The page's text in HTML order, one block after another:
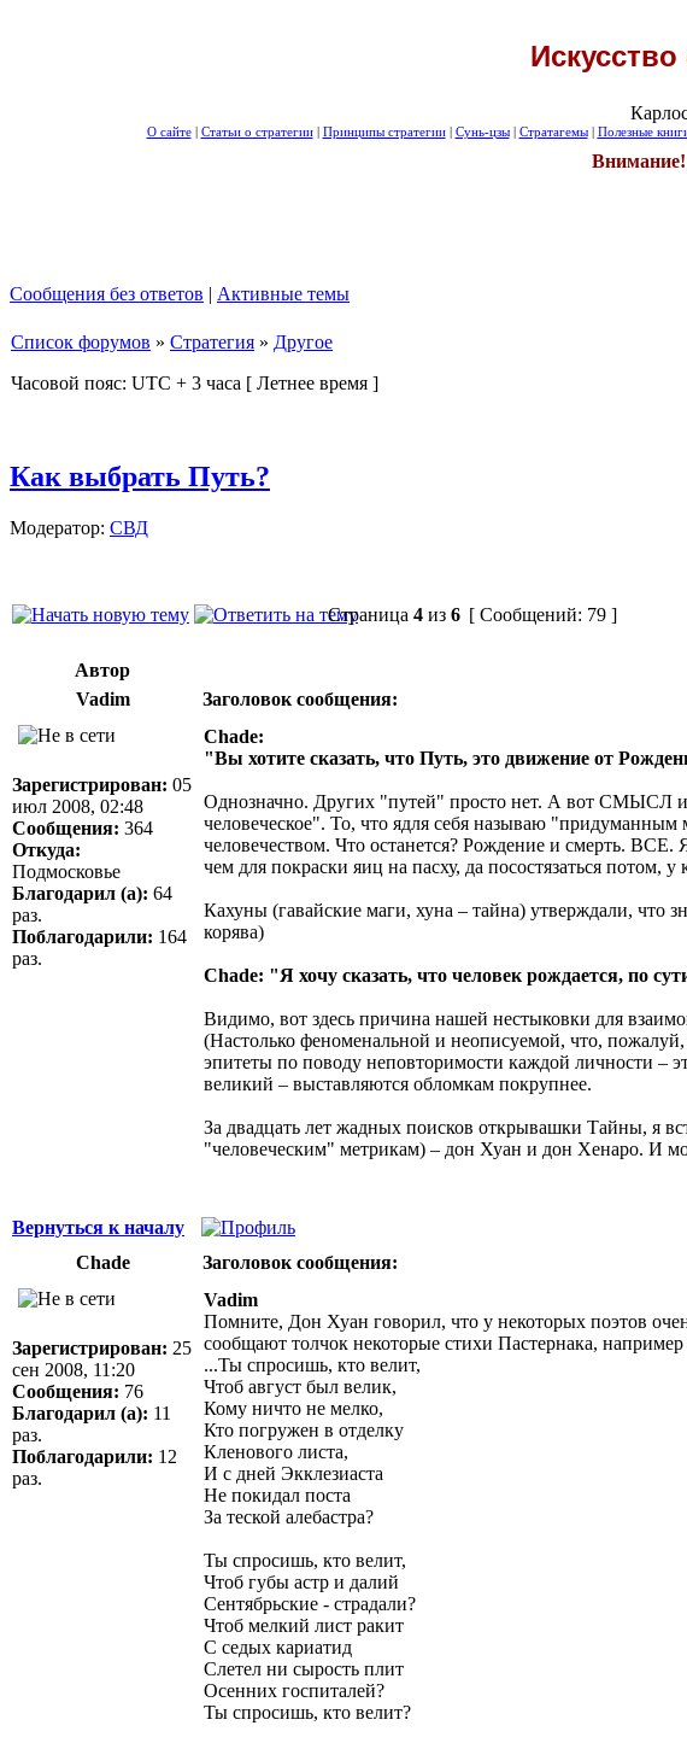
Искусство
О сайте| Статьи о стратегии| Принципы стратегии| Сунь-цзы| Стратагемы| Полезные
Внимание!
Сообщения без ответов | Активные темы
Список форумов » Стратегия » Другое
Часовой пояс: UTC + 3 часа [ Летнее время ]
Как выбрать Путь?
Модератор: СВД
Страница 4 из 6 [ Сообщений: 79 ]
Автор
Vadim
Заголовок сообщения:
Зарегистрирован: 05
июл 2008, 02:48
Сообщения: 364
Откуда:
Подмосковье
Благодарил (а): 64
раз.
Поблагодарили: 164
раз.
Chade:
"Вы хотите сказать, что Путь, это движение от
Однозначно. Других "путей" просто нет. А вот СМЫСЛ и
человеческое". То, что ядля себя называю
человечеством. Что останется? Рождение и смерть.
чем для покраски яиц на пасху, да посостязаться потом, у
Кахуны (гавайские маги, хуна – тайна) утверждали, что
корява)
Chade: "Я хочу сказать, что человек рождается, по
Видимо, вот здесь причина нашей нестыковки для
(Настолько феноменальной и неописуемой, что,
эпитеты по поводу неповторимости каждой личности
великий – выставляются обломкам покрупнее.
За двадцать лет жадных поисков открывашки Тайны, я
"человеческим" метрикам) – дон Хуан и дон Хенаро. И
Вернуться к началу
Chade
Заголовок сообщения:
Зарегистрирован: 25
сен 2008, 11:20
Сообщения: 76
Благодарил (а): 11
раз.
Поблагодарили: 12
раз.
Vadim
Помните, Дон Хуан говорил, что у некоторых поэтов
сообщают толчок некоторые стихи Пастернака, например
...Ты спросишь, кто велит,
Чтоб август был велик,
Кому ничто не мелко,
Кто погружен в отделку
Кленового листа,
И с дней Экклезиаста
Не покидал поста
За теской алебастра?
Ты спросишь, кто велит,
Чтоб губы астр и далий
Сентябрьские - страдали?
Чтоб мелкий лист ракит
С седых кариатид
Слетел ни сырость плит
Осенних госпиталей?
Ты спросишь, кто велит?